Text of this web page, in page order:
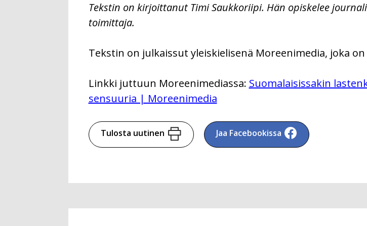
Tekstin on kirjoittanut Timi Saukkoriipi. Hän opiskelee
toimittaja.
Tekstin on julkaissut yleiskielisenä Moreenimedia, joka
Linkki juttuun Moreenimediassa: Suomalaisissakin
sensuuria | Moreenimedia
Tulosta uutinen Jaa Facebookissa